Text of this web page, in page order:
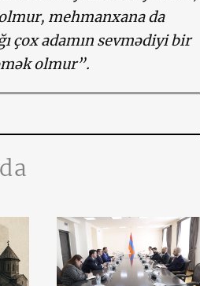
mehmanxana da
çox adamın sevmədiyi bir
olmur”.